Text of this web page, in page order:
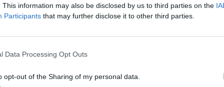
This information may also be disclosed by us to third parties on the
Participants that may further disclose it to other third parties.
Data Processing Opt Outs
opt-out of the Sharing of my personal data.
el seu centre tecnològic ubicat a Sant
digital que té la companyia a escala mundial,
Estats Units. Amb aquesta ampliació, el
la seva plantilla un 10%, de 300 a 330